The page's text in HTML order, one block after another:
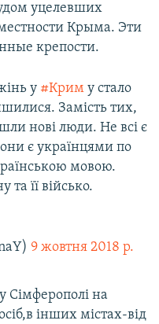
уцелевших
Крыма. Эти
крепости.
у #Крим у стало
Замість тих,
нові люди. Не всі є
є українцями по
мовою.
її військо.
9 жовтня 2018 р.
Сімферополі на
інших містах-від